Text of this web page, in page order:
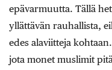
epävarmuutta. Tällä
yllättävän rauhallista,
edes alaviitteja
jota monet muslimit